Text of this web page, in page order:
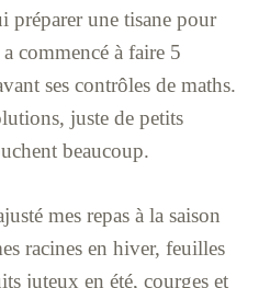
préparer une tisane pour
commencé à faire 5
ses contrôles de maths.
juste de petits
beaucoup.
mes repas à la saison
racines en hiver, feuilles
juteux en été, courges et